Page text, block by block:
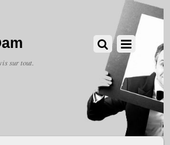
sur tout.